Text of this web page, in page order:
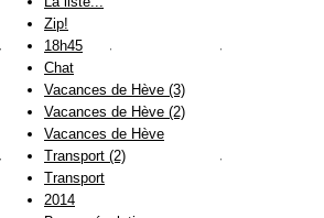
Zip!
18h45
Chat
Vacances de Hève (3)
Vacances de Hève (2)
Vacances de Hève
Transport (2)
Transport
2014